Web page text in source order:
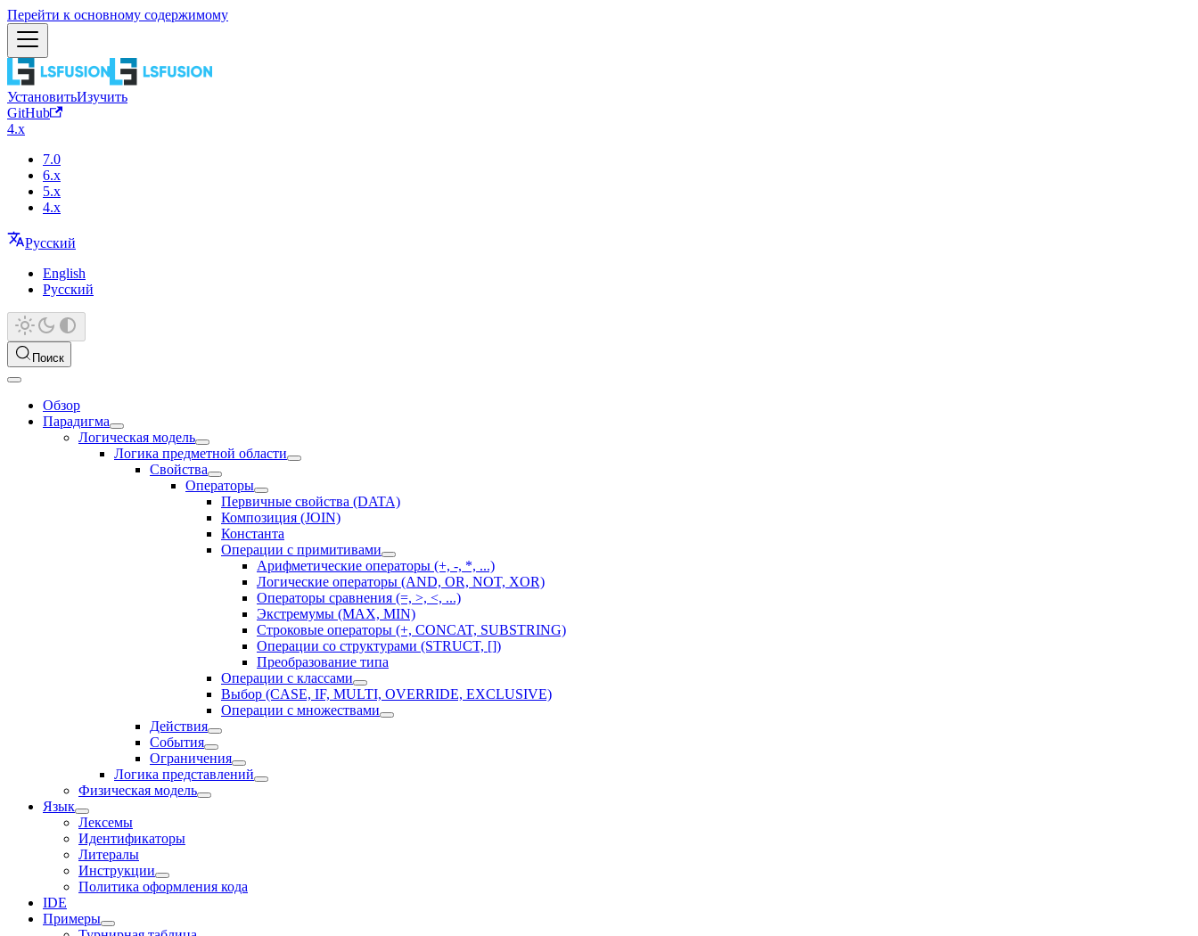
Перейти к основному содержимому
УстановитьИзучить
GitHub
4.x
7.0
6.x
5.x
4.x
Русский
English
Русский
Поиск
Обзор
Парадигма
Логическая модель
Логика предметной области
Свойства
Операторы
Первичные свойства (DATA)
Композиция (JOIN)
Константа
Операции с примитивами
Арифметические операторы (+, -, *, ...)
Логические операторы (AND, OR, NOT, XOR)
Операторы сравнения (=, >, <, ...)
Экстремумы (MAX, MIN)
Строковые операторы (+, CONCAT, SUBSTRING)
Операции со структурами (STRUCT, [])
Преобразование типа
Операции с классами
Выбор (CASE, IF, MULTI, OVERRIDE, EXCLUSIVE)
Операции с множествами
Действия
События
Ограничения
Логика представлений
Физическая модель
Язык
Лексемы
Идентификаторы
Литералы
Инструкции
Политика оформления кода
IDE
Примеры